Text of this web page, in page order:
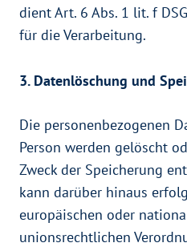
dient Art. 6 Abs. 1 lit. f
für die Verarbeitung.
3. Datenlöschung und
Die personenbezogenen
Person werden gelöscht
Zweck der Speicherung
kann darüber hinaus
europäischen oder
unionsrechtlichen